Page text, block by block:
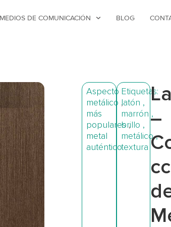
MEDIOS DE COMUNICACIÓN BLOG
Aspecto
metálico ,
más
populares,
metal
auténtico
Etiquetas:
latón ,
marrón ,
brillo ,
metálico,
textura
–